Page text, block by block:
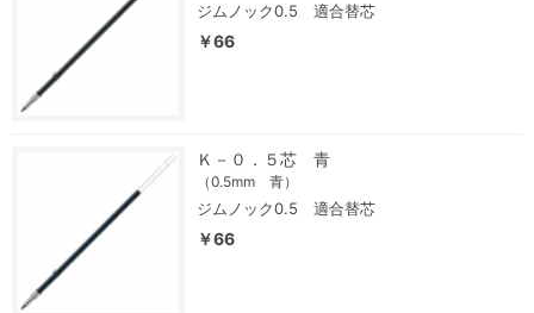
ジムノック0.5 適合替芯
￥66
Ｋ－０．５芯 青
（0.5mm 青）
ジムノック0.5 適合替芯
￥66